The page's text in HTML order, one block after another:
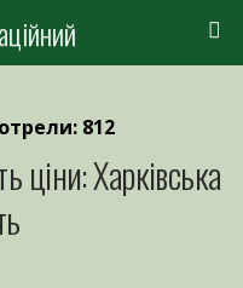
812
ціни: Харківська